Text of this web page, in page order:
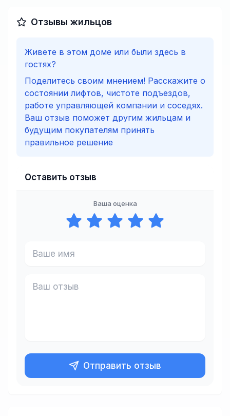
Отзывы жильцов
Живете в этом доме или были здесь в
гостях?
Поделитесь своим мнением! Расскажите о
состоянии лифтов, чистоте подъездов,
работе управляющей компании и соседях.
Ваш отзыв поможет другим жильцам и
будущим покупателям принять
правильное решение
Оставить отзыв
Ваша оценка
Отправить отзыв